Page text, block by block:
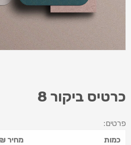
כרטיס ביקור 8
פרטים:
כמות
מחיר